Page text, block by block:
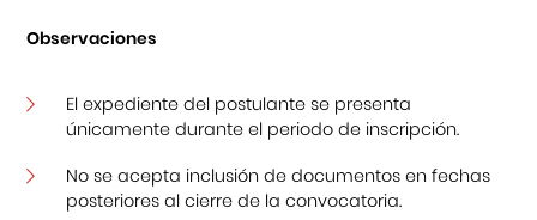
Observaciones
El expediente del postulante se presenta
únicamente durante el periodo de inscripción.
No se acepta inclusión de documentos en fechas
posteriores al cierre de la convocatoria.